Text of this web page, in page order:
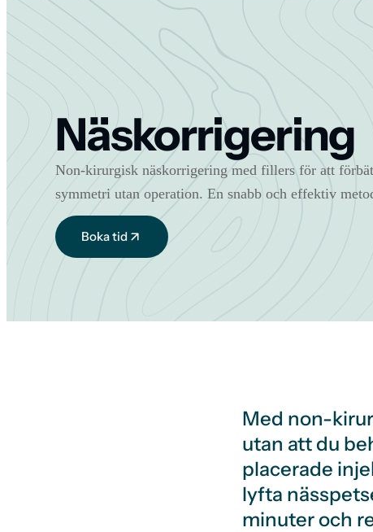
Näskorrigering
Non-kirurgisk näskorrigering med fillers för att
symmetri utan operation. En snabb och effektiv
Boka tid
Med non-
utan att du
placerade
lyfta
minuter och